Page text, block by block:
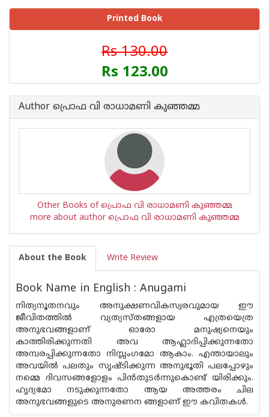
Printed Book
Rs 130.00
Rs 123.00
Author പ്രൊഫ വി രാധാമണി കുഞ്ഞമ്മ
Other Books of പ്രൊഫ വി രാധാമണി കുഞ്ഞമ്മ
more about author പ്രൊഫ വി രാധാമണി കുഞ്ഞമ്മ
About the Book Write Review
Book Name in English : Anugami
നിത്യനൂതനവും അനുക്ഷണവികസ്വരവുമായ ഈ
ജീവിതത്തിൽ വ്യത്യസ്‌തങ്ങളായ എത്രയെത്ര
അനുഭവങ്ങളാണ് ഓരോ മനുഷ്യനെയും
കാത്തിരിക്കുന്നതി അവ ആഹ്ലാദിപ്പിക്കുന്നതോ
അമ്പരപ്പിക്കുന്നതോ നിസ്സംഗമോ ആകാം. എന്തായാലും
അവയിൽ പലതും സൃഷ്ടിക്കുന്ന അനുഭൂതി പലപ്പോഴും
നമ്മെ ദിവസങ്ങളോളം പിൻതുടർന്നുകൊണ്ട് യിരിക്കും.
ഹൃദ്യമോ നടുക്കുന്നതോ ആയ അത്തരം ചില
അനുഭവങ്ങളുടെ അനുരണന ങ്ങളാണ് ഈ കവിതകൾ.